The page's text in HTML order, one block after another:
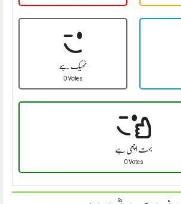
ٹھیک ہے
0 Votes
بہت اچھی ہے
0 Votes